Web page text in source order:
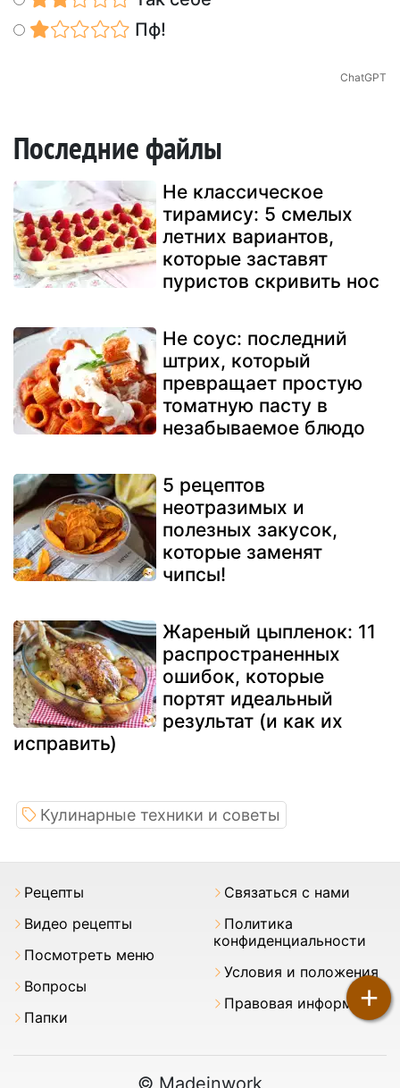
Пф!
ChatGPT
Последние файлы
Не классическое
тирамису: 5 смелых
летних вариантов,
которые заставят
пуристов скривить нос
Не соус: последний
штрих, который
превращает простую
томатную пасту в
незабываемое блюдо
5 рецептов
неотразимых и
полезных закусок,
которые заменят
чипсы!
Жареный цыпленок: 11
распространенных
ошибок, которые
портят идеальный
результат (и как их
исправить)
+
Кулинарные техники и советы
Pецепты
Видео рецепты
Посмотреть меню
Вопросы
Папки
Связаться с нами
Политика
конфиденциальности
Условия и положения
Правовая информация
© Madeinwork